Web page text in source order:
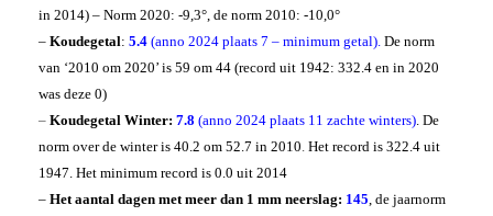
in 2014) – Norm 2020: -9,3°, de norm 2010: -10,0°
– Koudegetal: 5.4 (anno 2024 plaats 7 – minimum getal). De norm
van ‘2010 om 2020’ is 59 om 44 (record uit 1942: 332.4 en in 2020
was deze 0)
– Koudegetal Winter: 7.8 (anno 2024 plaats 11 zachte winters). De
norm over de winter is 40.2 om 52.7 in 2010. Het record is 322.4 uit
1947. Het minimum record is 0.0 uit 2014
– Het aantal dagen met meer dan 1 mm neerslag: 145, de jaarnorm